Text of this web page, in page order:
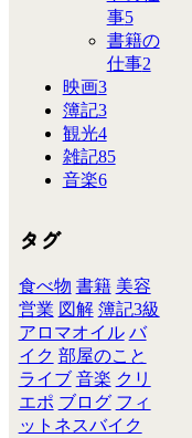
事5
書籍の
仕事2
映画3
簿記3
観光4
雑記85
音楽6
タグ
食べ物 書籍 美容
営業 図解 簿記3級
アロマオイル バ
イク 部屋のこと
ライブ 音楽 クリ
エポ ブログ フィ
ットネスバイク